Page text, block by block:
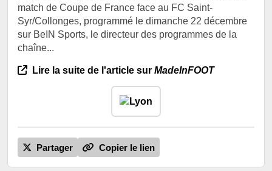
match de Coupe de France face au FC Saint-
Syr/Collonges, programmé le dimanche 22 décembre
sur BeIN Sports, le directeur des programmes de la
chaîne...
Lire la suite de l'article sur MadeInFOOT
Partager Copier le lien